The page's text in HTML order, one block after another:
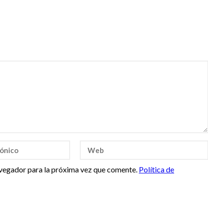
para la próxima vez que comente. Política de